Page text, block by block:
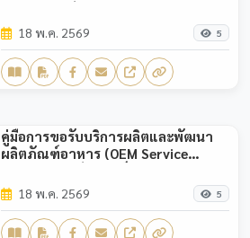
อาจารย์ บุคลากร นักศึกษาระดับ
บัณฑิตศึกษา และนักวิจัย มหาวิทยาลัย
ราชภัฏกำแพงเพชร
18 พ.ค. 2569 5
คู่มือการขอรับบริการผลิตและพัฒนา
ผลิตภัณฑ์อาหาร (OEM Service
นวัตกรรมทางอาหารและวัสดุสัมผัส
อาหาร มหาวิทยาลัยราชภัฏ
กำแพงเพชร
18 พ.ค. 2569 5